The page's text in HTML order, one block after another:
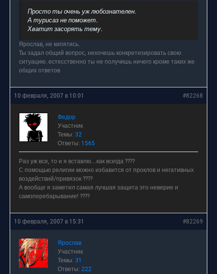
Просто ты очень уж любознателен.
А турисаз не поможет.
Хватит засорять тему.
Ярослав, не кипятись.
Ты задал общий вопрос, нехочешь конкретизировать свою
ситуацию..естесственно ты не получишь ничего кроме таких же
общих ответов
10 февраля, 2007 в 10:01 #82268
Федор
Участник
Темы: 32
Ответы: 1565
Раз уж все, то и я вставлю….как всегда ????
С помощью религии можно избавится от проклов и негативных
воздействий/привязок ????
А вообще я заметил самая лучшая защита это неверие и
самоперебарывание! ????
10 февраля, 2007 в 15:31 #82269
Ярослав
Участник
Темы: 31
Ответы: 222